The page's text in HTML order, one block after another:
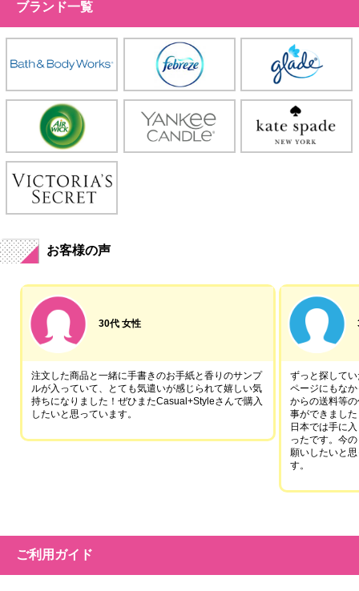
ブランド一覧
お客様の声
30代 女性
注文した商品と一緒に手書きのお手紙と香りのサンプ
ルが入っていて、とても気遣いが感じられて嬉しい気
持ちになりました！ぜひまたCasual+Styleさんで購入
したいと思っています。
ずっと探して
ページにもな
からの送料等
事ができました
日本では手に
ったです。今
願いしたいと
す。
ご利用ガイド